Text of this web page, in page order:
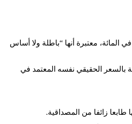
نفت رابطة الكتبيين بالمغرب صحة العروض الترويجية المتداولة على مواقع التواصل الاجتماعي، والتي تزعم وجود تخفيضات على الكتب واللوازم المدرسية تصل إلى 20 في المائة، معتبرة أنها “باطلة ولا أساس
بالسعر الحقيقي نفسه المعتمد في
طابعا زائفا من المصداقية.